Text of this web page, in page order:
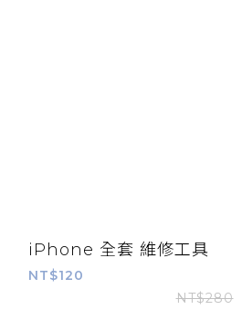
iPhone 全套 維修工具
NT$120
NT$280